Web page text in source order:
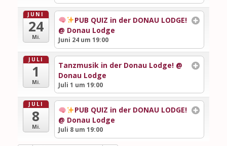
JUNI
24
Mi.
PUB QUIZ in der DONAU LODGE!
@ Donau Lodge
Juni 24 um 19:00
JULI
1
Mi.
Tanzmusik in der Donau Lodge! @
Donau Lodge
Juli 1 um 19:00
JULI
8
Mi.
PUB QUIZ in der DONAU LODGE!
@ Donau Lodge
Juli 8 um 19:00